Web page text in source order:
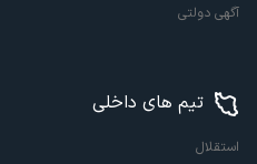
آگهی دولتی
تیم های داخلی
استقلال